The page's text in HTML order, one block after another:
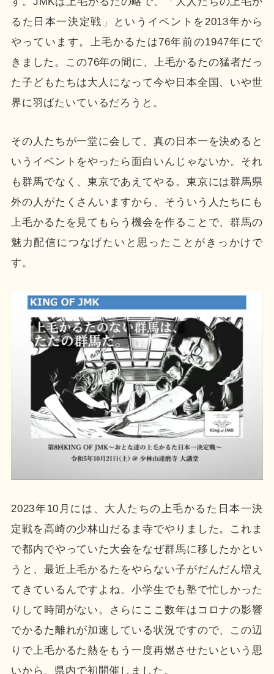
るた日本一決定戦」というイベントを2013年から
やっています。上毛かるたは76年前の1947年にで
きました。この76年の間に、上毛かるたの猛者だっ
た子どもたちは大人になって今や日本全国、いや世
界に羽ばたいているだろうと。
その人たちが一堂に会して、真の日本一を決めると
いうイベントをやったら面白いんじゃないか。それ
も群馬でなく、東京であえてやる。東京には群馬県
外の人がたくさんいますから、そういう人たちにも
上毛かるたを見てもらう機会を作ることで、群馬の
魅力配信につなげたいと思ったことがきっかけで
す。
2023年10月には、大人たちの上毛かるた日本一決
定戦を高崎の少林山だるま寺でやりました。これま
で都内でやっていた大会をなぜ群馬に移したかとい
うと、最近上毛かるたをやらない子がだんだん増え
てきているんですよね。小学生でも塾で忙しかった
りして時間がない。さらにここ数年はコロナの影響
でかるた離れが加速している状況ですので、この辺
りで上毛かるた熱をもう一度再燃させたいという思
いから、県内で初開催しました。